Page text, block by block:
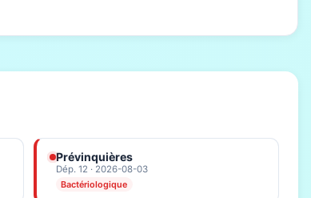
Prévinquières
Dép. 12 · 2026-08-03
Bactériologique